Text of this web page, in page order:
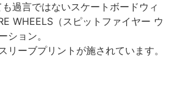
過言ではないスケートボードウィ
WHEELS（スピットファイヤー ウ
ション。
リーブプリントが施されています。